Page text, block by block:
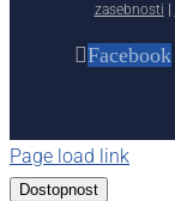
zasebnosti
Facebook
Page load link
Dostopnost